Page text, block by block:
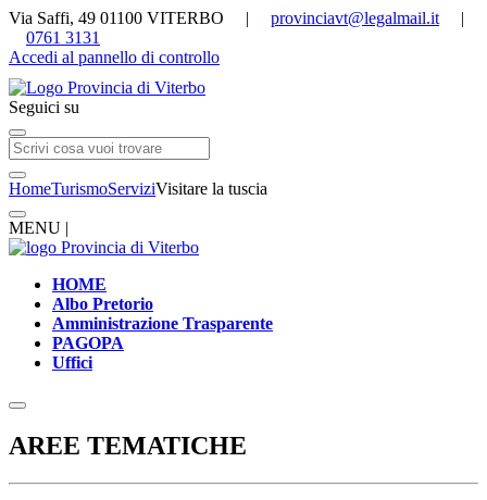
Via Saffi, 49 01100 VITERBO | provinciavt@legalmail.it |
0761 3131
Accedi al pannello di controllo
Seguici su
HomeTurismoServiziVisitare la tuscia
MENU |
HOME
Albo Pretorio
Amministrazione Trasparente
PAGOPA
Uffici
AREE TEMATICHE